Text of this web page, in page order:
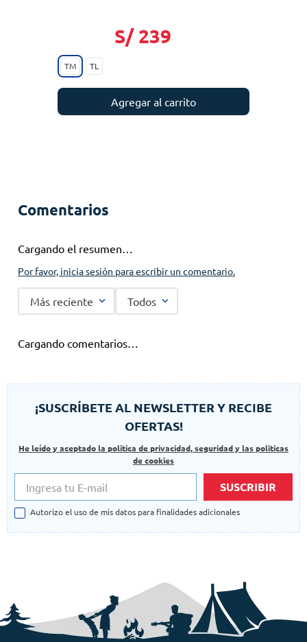
S/ 239
TM TL
Agregar al carrito
Comentarios
Cargando el resumen…
Por favor, inicia sesión para escribir un comentario.
Más reciente Todos
Cargando comentarios…
¡SUSCRÍBETE AL NEWSLETTER Y RECIBE
OFERTAS!
He leído y aceptado la politica de privacidad, seguridad y las politicas
de cookies
SUSCRIBIR
Autorizo el uso de mis datos para finalidades adicionales